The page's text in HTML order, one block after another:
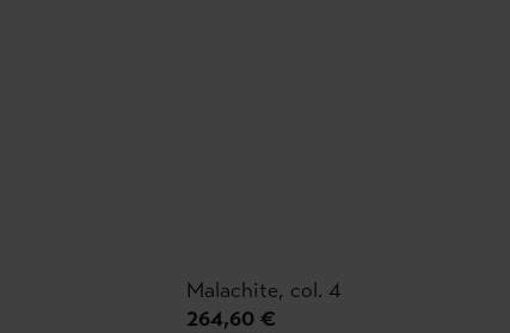
Malachite, col. 4
264,60 €